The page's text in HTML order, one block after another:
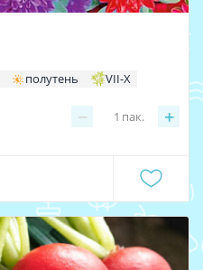
полутень VII-X
− +
1 пак.